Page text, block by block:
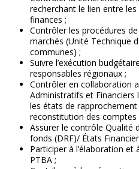
recherchant le lien entre
finances ;
Contrôler les procédures
marchés (Unité Technique
communes) ;
Suivre l’exécution
responsables régionaux ;
Contrôler en collaboration
Administratifs et Financiers
les états de
reconstitution des comptes
Assurer le contrôle Qualité
fonds (DRF)/ États
Participer à l’élaboration
PTBA ;